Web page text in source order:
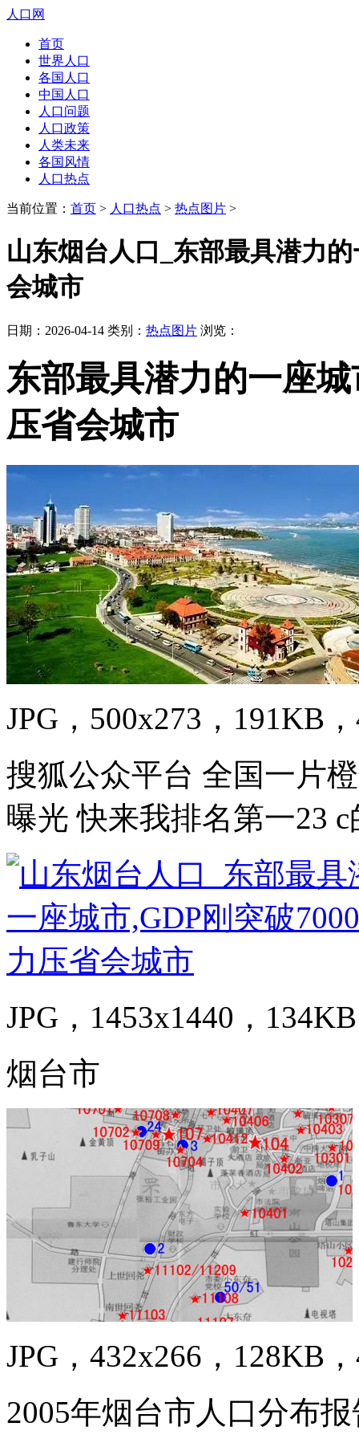
人口网
首页
世界人口
各国人口
中国人口
人口问题
人口政策
人类未来
各国风情
人口热点
当前位置： 首页 > 人口热点 > 热点图片 >
山东烟台人口_东部最具潜力
会城市
日期：2026-04-14 类别： 热点图片 浏览：
东部最具潜力的一座
压省会城市
JPG，500x273，191KB
搜狐公众平台 全国一片
曝光 快来我排名第一23
JPG，1453x1440，
烟台市
JPG，432x266，128KB
2005年烟台市人口分布